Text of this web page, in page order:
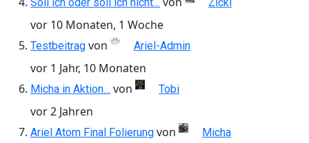
vor 10 Monaten, 1 Woche
Testbeitrag von Ariel-Admin
vor 1 Jahr, 10 Monaten
Micha in Aktion… von Tobi
vor 2 Jahren
Ariel Atom Final Folierung von Micha